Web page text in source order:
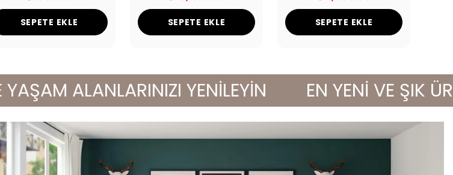
SEPETE EKLE SEPETE EKLE SEPETE EKLE
ALANLARINIZI YENİLEYİN EN YENİ VE ŞIK